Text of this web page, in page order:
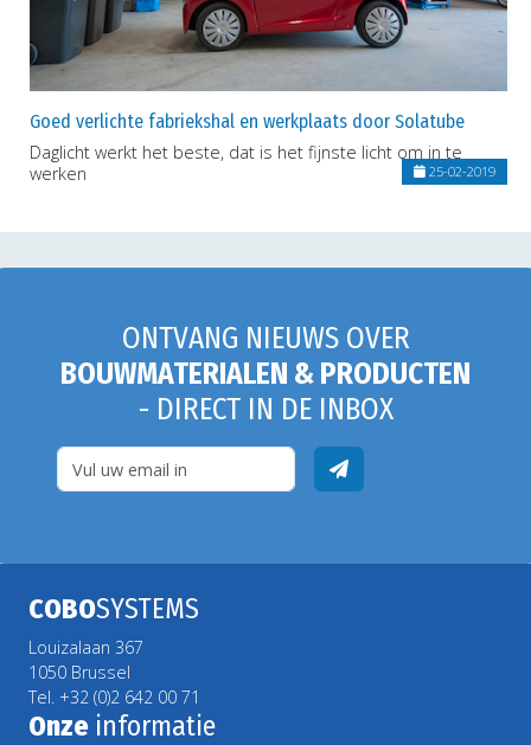
Goed verlichte fabriekshal en werkplaats door Solatube
Daglicht werkt het beste, dat is het fijnste licht om in te
werken
25-02-2019
ONTVANG NIEUWS OVER
BOUWMATERIALEN & PRODUCTEN
- DIRECT IN DE INBOX
COBOSYSTEMS
Louizalaan 367
1050 Brussel
Tel. +32 (0)2 642 00 71
Onze informatie